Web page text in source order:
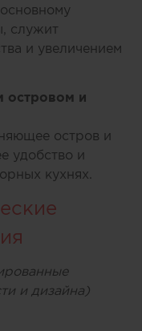
служит
и увеличением
островом и
остров и
удобство и
кухнях.
и дизайна)